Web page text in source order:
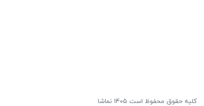
کلیه حقوق محفوظ است ۱۴۰۵ نماشا